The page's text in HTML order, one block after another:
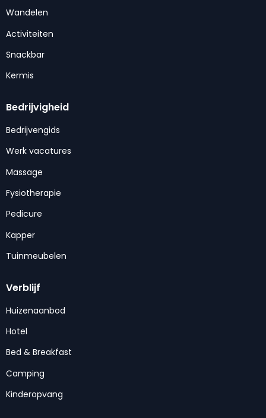
Wandelen
Activiteiten
Snackbar
Kermis
Bedrijvigheid
Bedrijvengids
Werk vacatures
Massage
Fysiotherapie
Pedicure
Kapper
Tuinmeubelen
Verblijf
Huizenaanbod
Hotel
Bed & Breakfast
Camping
Kinderopvang